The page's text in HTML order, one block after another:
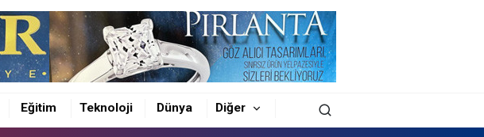
Eğitim Teknoloji Dünya Diğer